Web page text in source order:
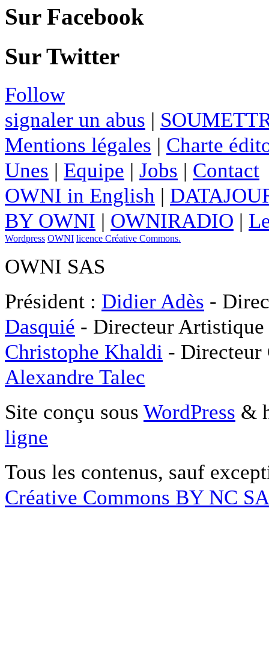
Sur Facebook
Sur Twitter
Follow
signaler un abus |
Mentions légales | Charte
Unes | Equipe | Jobs | Contact
OWNI in English |
BY OWNI | OWNIRADIO |
Wordpress OWNI licence Créative Commons.
OWNI SAS
Président : Didier Adès -
Dasquié - Directeur
Christophe Khaldi -
Alexandre Talec
Site conçu sous WordPress &
ligne
Tous les contenus, sauf
Créative Commons BY NC SA